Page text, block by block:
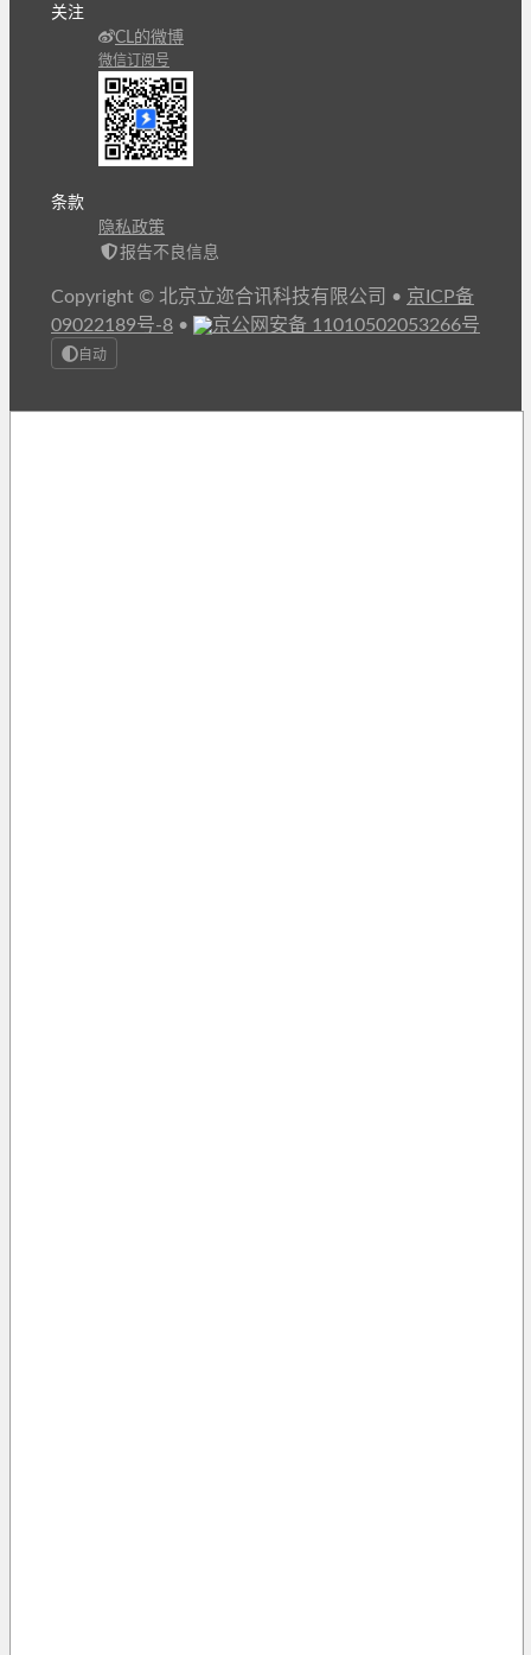
关注
CL的微博
微信订阅号
条款
隐私政策
报告不良信息
Copyright © 北京立迩合讯科技有限公司 • 京ICP备
09022189号-8 • 京公网安备 11010502053266号
自动